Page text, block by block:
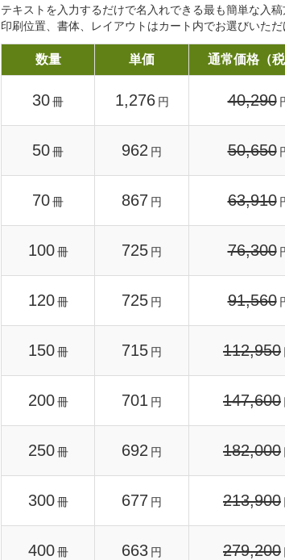
テキストを入力するだけで名入れできる最も簡単な入稿
印刷位置、書体、レイアウトはカート内でお選びいただ
数量 単価 通常価格（税
30冊 1,276 円 40,290
50冊 962 円 50,650
70冊 867 円 63,910
100 冊 725 円 76,300
120 冊 725 円 91,560
150 冊 715 円 112,950
200 冊 701 円 147,600
250 冊 692 円 182,000
300 冊 677 円 213,900
400 冊 663 円 279,200